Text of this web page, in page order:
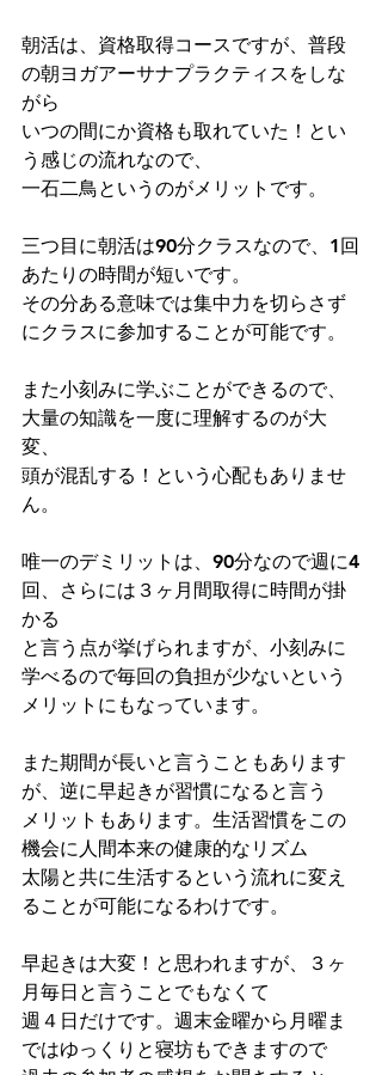
朝活は、資格取得コースですが、普段
の朝ヨガアーサナプラクティスをしな
がら
いつの間にか資格も取れていた！とい
う感じの流れなので、
一石二鳥というのがメリットです。
三つ目に朝活は90分クラスなので、1回
あたりの時間が短いです。
その分ある意味では集中力を切らさず
にクラスに参加することが可能です。
また小刻みに学ぶことができるので、
大量の知識を一度に理解するのが大
変、
頭が混乱する！という心配もありませ
ん。
唯一のデミリットは、90分なので週に4
回、さらには３ヶ月間取得に時間が掛
かる
と言う点が挙げられますが、小刻みに
学べるので毎回の負担が少ないという
メリットにもなっています。
また期間が長いと言うこともあります
が、逆に早起きが習慣になると言う
メリットもあります。生活習慣をこの
機会に人間本来の健康的なリズム
太陽と共に生活するという流れに変え
ることが可能になるわけです。
早起きは大変！と思われますが、３ヶ
月毎日と言うことでもなくて
週４日だけです。週末金曜から月曜ま
ではゆっくりと寝坊もできますので